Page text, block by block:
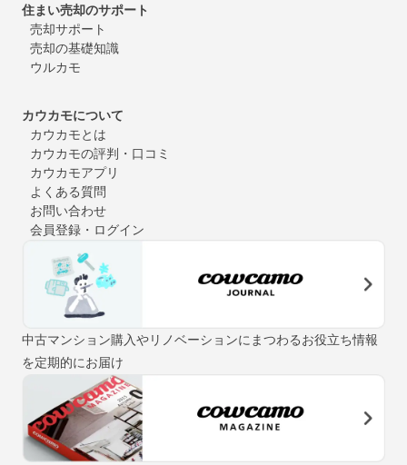
住まい売却のサポート
売却サポート
売却の基礎知識
ウルカモ
カウカモについて
カウカモとは
カウカモの評判・口コミ
カウカモアプリ
よくある質問
お問い合わせ
会員登録・ログイン
中古マンション購入やリノベーションにまつわるお役立ち情報
を定期的にお届け